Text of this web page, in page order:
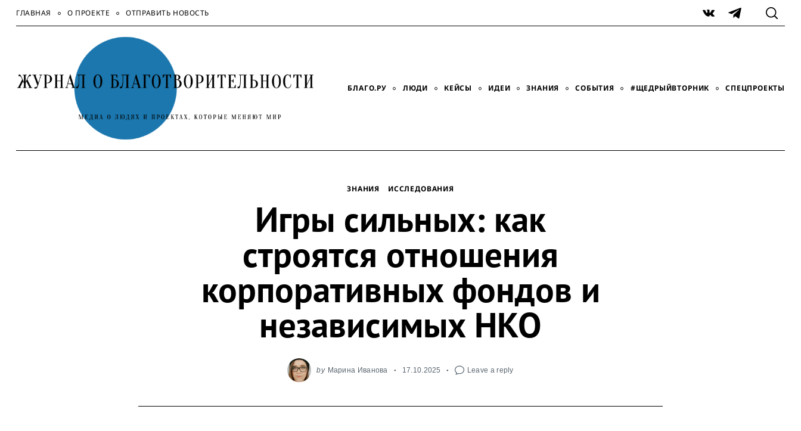
SkipГЛАВНАЯ О ПРОЕКТЕ ОТПРАВИТЬ НОВОСТЬ
VK Telegram
БЛАГО.РУ ЛЮДИ КЕЙСЫ ИДЕИ ЗНАНИЯ СОБЫТИЯ #ЩЕДРЫЙВТОРНИК СПЕЦПРОЕКТЫ
ЗНАНИЯ ИССЛЕДОВАНИЯ
Игры сильных: как
строятся отношения
корпоративных фондов и
независимых НКО
by Марина Иванова 17.10.2025 Leave a reply